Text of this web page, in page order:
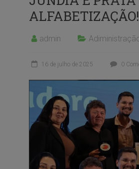
ALFABETIZAÇÃO!
admin
16 de julho de 2025 0